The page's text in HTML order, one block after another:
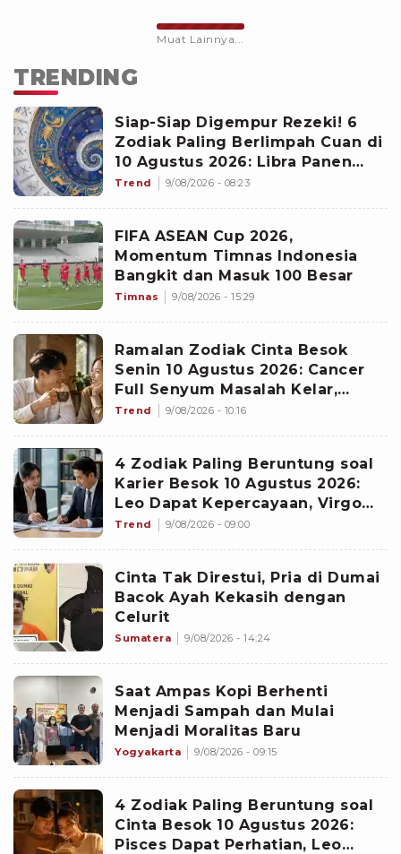
Muat Lainnya...
TRENDING
Siap-Siap Digempur Rezeki! 6
Zodiak Paling Berlimpah Cuan di
10 Agustus 2026: Libra Panen
Proyek Emas
Trend 9/08/2026 - 08:23
FIFA ASEAN Cup 2026,
Momentum Timnas Indonesia
Bangkit dan Masuk 100 Besar
Timnas 9/08/2026 - 15:29
Ramalan Zodiak Cinta Besok
Senin 10 Agustus 2026: Cancer
Full Senyum Masalah Kelar,
Scorpio Awas Terprovokasi
Trend 9/08/2026 - 10:16
4 Zodiak Paling Beruntung soal
Karier Besok 10 Agustus 2026:
Leo Dapat Kepercayaan, Virgo
Makin Diperhitungkan
Trend 9/08/2026 - 09:00
Cinta Tak Direstui, Pria di Dumai
Bacok Ayah Kekasih dengan
Celurit
Sumatera 9/08/2026 - 14:24
Saat Ampas Kopi Berhenti
Menjadi Sampah dan Mulai
Menjadi Moralitas Baru
Yogyakarta 9/08/2026 - 09:15
4 Zodiak Paling Beruntung soal
Cinta Besok 10 Agustus 2026:
Pisces Dapat Perhatian, Leo